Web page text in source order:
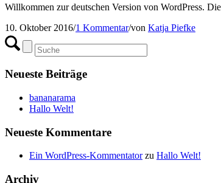
Willkommen zur deutschen Version von WordPress.
10. Oktober 2016/1 Kommentar/von Katja Piefke
Neueste Beiträge
bananarama
Hallo Welt!
Neueste Kommentare
Ein WordPress-Kommentatorzu Hallo Welt!
Archiv